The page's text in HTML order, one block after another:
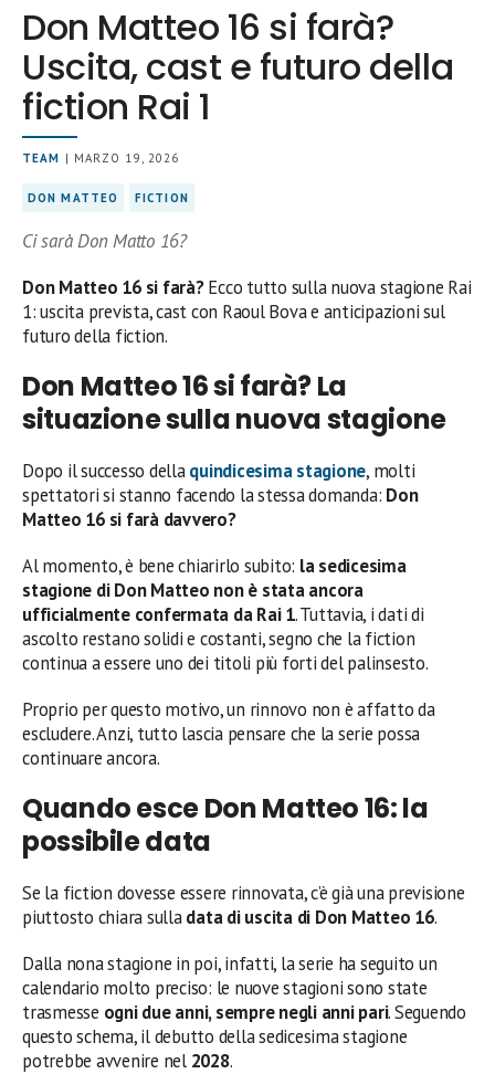
Don Matteo 16 si farà?
Uscita, cast e futuro della
fiction Rai 1
TEAM | MARZO 19, 2026
DON MATTEO FICTION
Ci sarà Don Matto 16?
Don Matteo 16 si farà?Ecco tutto sulla nuova stagione Rai
1: uscita prevista, cast con Raoul Bova e anticipazioni sul
futuro della fiction.
Don Matteo 16 si farà? La
situazione sulla nuova stagione
Dopo il successo dellaquindicesima stagione, molti
spettatori si stanno facendo la stessa domanda: Don
Matteo 16 si farà davvero?
Al momento, è bene chiarirlo subito: la sedicesima
stagione di Don Matteo non è stata ancora
ufficialmente confermata da Rai 1. Tuttavia, i dati di
ascolto restano solidi e costanti, segno che la fiction
continua a essere uno dei titoli più forti del palinsesto.
Proprio per questo motivo, un rinnovo non è affatto da
escludere. Anzi, tutto lascia pensare che la serie possa
continuare ancora.
Quando esce Don Matteo 16: la
possibile data
Se la fiction dovesse essere rinnovata, c’è già una previsione
piuttosto chiara sulladata di uscita di Don Matteo 16.
Dalla nona stagione in poi, infatti, la serie ha seguito un
calendario molto preciso: le nuove stagioni sono state
trasmesse ogni due anni, sempre negli anni pari. Seguendo
questo schema, il debutto della sedicesima stagione
potrebbe avvenire nel 2028.